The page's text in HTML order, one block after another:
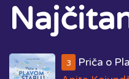
3
Priča o